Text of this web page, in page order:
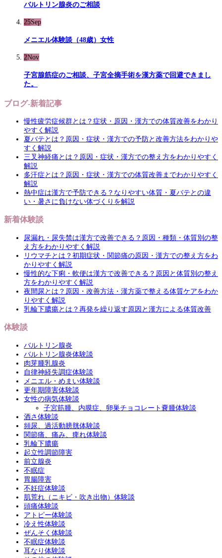
バルトリン腺炎のご相談
25Sep
メニエル体験談（48歳）女性
2Nov
子宮腺筋症のご相談、子宮全摘手術を漢方薬で回避できまし
た。
ブログ-新着記事
慢性疲労症候群とは？症状・原因・漢方での体質改善をわかり
やすく解説
夏バテとは？原因・症状・漢方での予防と改善方法をわかりや
すく解説
三叉神経痛とは？原因・症状・漢方での整え方をわかりやすく
解説
多汗症とは？原因・症状・漢方での体質改善までわかりやすく
解説
熱中症は漢方で予防できる？なりやすい体質・夏バテとの違
い・暑さに負けない体づくりを解説
新着体験談
尿漏れ・尿失禁は漢方で改善できる？原因・種類・体質別の整
え方をわかりやすく解説
リウマチとは？初期症状・関節痛の原因・漢方での整え方をわ
かりやすく解説
慢性的な下痢・軟便は漢方で改善できる？原因と体質別の整え
方をわかりやすく解説
夜間尿とは？原因・改善方法・漢方薬で整える体質ケアをわか
りやすく解説
乳輪下膿瘍とは？再発を繰り返す原因と漢方による体質改善
体験談
バルトリン腺炎
バルトリン腺炎体験談
肉芽腫乳腺炎
自律神経失調症体験談
メニエル・めまい体験談
更年期障害体験談
女性の病気体験談
子宮筋腫、内膜症、卵巣チョコレート嚢腫体験談
酒さ体験談
頻尿、過活動膀胱体験談
関節痛、痛み、痺れ体験談
乳輪下膿瘍
起立性調節障害
前立腺炎
不眠症
胃腸障害
不妊症体験談
肌荒れ（ニキビ・吹き出物）体験談
頭痛体験談
アトピー体験談
冷え性体験談
ぜんそく体験談
不眠症体験談
耳なり体験談